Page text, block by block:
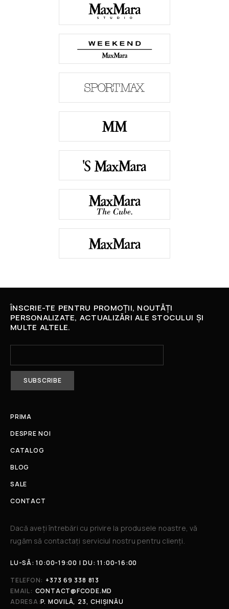
ÎNSCRIE-TE PENTRU PROMOȚII, NOUTĂȚI
PERSONALIZATE, ACTUALIZĂRI ALE STOCULUI ȘI
MULTE ALTELE.
PRIMA
DESPRE NOI
CATALOG
BLOG
SALE
CONTACT
Dacă aveți întrebări cu privire la produsele noastre, vă
rugăm să contactați serviciul nostru pentru clienți.​
LU-SÂ: 10:00-19:00 | DU: 11:00-16:00
TELEFON: +373 69 338 813
EMAIL: CONTACT@FCODE.MD
ADRESA:P. MOVILĂ, 23, CHIȘINĂU